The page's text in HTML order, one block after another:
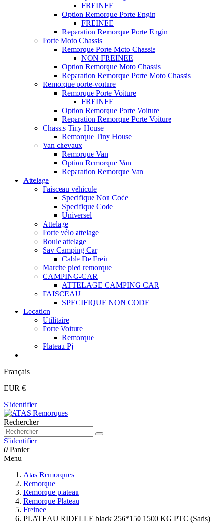
FREINEE
Option Remorque Porte Engin
FREINEE
Reparation Remorque Porte Engin
Porte Moto Chassis
Remorque Porte Moto Chassis
NON FREINEE
Option Remorque Moto Chassis
Reparation Remorque Porte Moto Chassis
Remorque porte-voiture
Remorque Porte Voiture
FREINEE
Option Remorque Porte Voiture
Reparation Remorque Porte Voiture
Chassis Tiny House
Remorque Tiny House
Van chevaux
Remorque Van
Option Remorque Van
Reparation Remorque Van
Attelage
Faisceau véhicule
Specifique Non Code
Specifique Code
Universel
Attelage
Porte vélo attelage
Boule attelage
Sav Camping Car
Cable De Frein
Marche pied remorque
CAMPING-CAR
ATTELAGE CAMPING CAR
FAISCEAU
SPECIFIQUE NON CODE
Location
Utilitaire
Porte Voiture
Remorque
Plateau Pj
Français
EUR €
S'identifier
Rechercher
S'identifier
0 Panier
Menu
Atas Remorques
Remorque
Remorque plateau
Remorque Plateau
Freinee
PLATEAU RIDELLE black 256*150 1500 KG PTC (Saris)